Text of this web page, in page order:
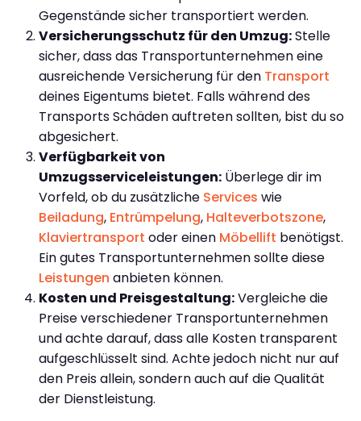
Gegenstände sicher transportiert werden.
Versicherungsschutz für den Umzug:Stelle
sicher, dass das Transportunternehmen eine
ausreichende Versicherung für den Transport
deines Eigentums bietet. Falls während des
Transports Schäden auftreten sollten, bist du so
abgesichert.
Verfügbarkeit von
Umzugsserviceleistungen: Überlege dir im
Vorfeld, ob du zusätzliche Services wie
Beiladung, Entrümpelung, Halteverbotszone,
Klaviertransport oder einen Möbellift benötigst.
Ein gutes Transportunternehmen sollte diese
Leistungen anbieten können.
Kosten und Preisgestaltung:Vergleiche die
Preise verschiedener Transportunternehmen
und achte darauf, dass alle Kosten transparent
aufgeschlüsselt sind. Achte jedoch nicht nur auf
den Preis allein, sondern auch auf die Qualität
der Dienstleistung.